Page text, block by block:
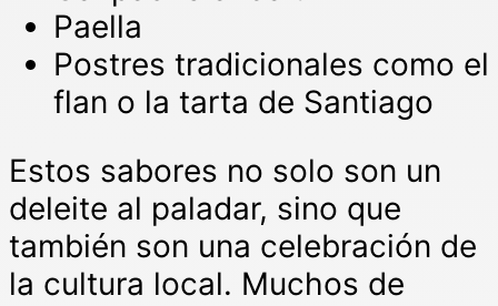
Paella
Postres tradicionales como el
flan o la tarta de Santiago
Estos sabores no solo son un
deleite al paladar, sino que
también son una celebración de
la cultura local. Muchos de